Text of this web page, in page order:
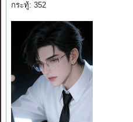
กระทู้: 352